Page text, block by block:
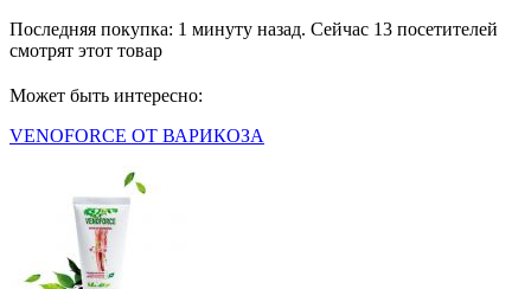
Последняя покупка: 1 минуту назад. Сейчас 13 посетителей
смотрят этот товар
Может быть интересно:
VENOFORCE ОТ ВАРИКОЗА